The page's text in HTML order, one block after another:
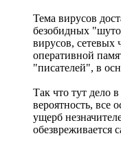
Тема вирусов
безобидных
вирусов, сетевых
оперативной
"писателей", в
Так что тут дело
вероятность, все
ущерб
обезвреживается